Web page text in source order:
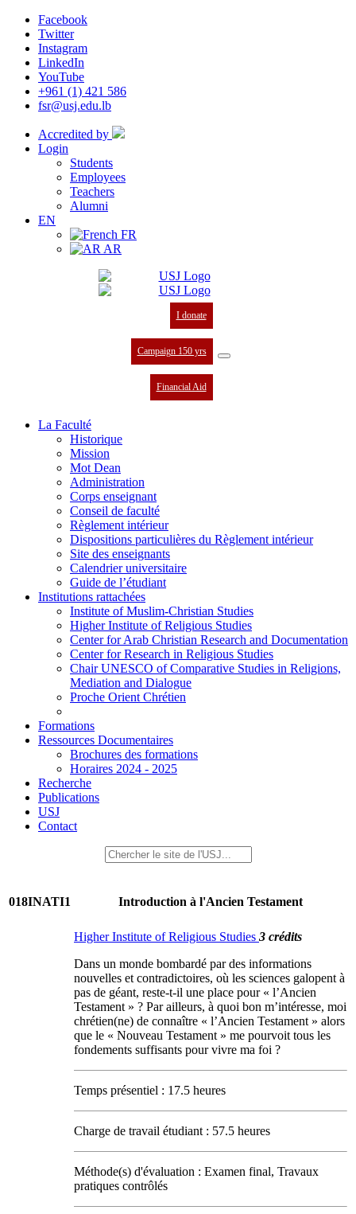
Facebook
Twitter
Instagram
LinkedIn
YouTube
+961 (1) 421 586
fsr@usj.edu.lb
Accredited by
Login
Students
Employees
Teachers
Alumni
EN
FR
AR
I donate
Campaign 150 yrs
Financial Aid
La Faculté
Historique
Mission
Mot Dean
Administration
Corps enseignant
Conseil de faculté
Règlement intérieur
Dispositions particulières du Règlement intérieur
Site des enseignants
Calendrier universitaire
Guide de l’étudiant
Institutions rattachées
Institute of Muslim-Christian Studies
Higher Institute of Religious Studies
Center for Arab Christian Research and Documentation
Center for Research in Religious Studies
Chair UNESCO of Comparative Studies in Religions,
Mediation and Dialogue
Proche Orient Chrétien
Formations
Ressources Documentaires
Brochures des formations
Horaires 2024 - 2025
Recherche
Publications
USJ
Contact
018INATI1 Introduction à l'Ancien Testament
Higher Institute of Religious Studies 3 crédits
Dans un monde bombardé par des informations
nouvelles et contradictoires, où les sciences galopent à
pas de géant, reste-t-il une place pour « l’Ancien
Testament » ? Par ailleurs, à quoi bon m’intéresse, moi
chrétien(ne) de connaître « l’Ancien Testament » alors
que le « Nouveau Testament » me pourvoit tous les
fondements suffisants pour vivre ma foi ?
Temps présentiel : 17.5 heures
Charge de travail étudiant : 57.5 heures
Méthode(s) d'évaluation : Examen final, Travaux
pratiques contrôlés